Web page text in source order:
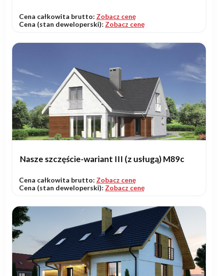
Cena całkowita brutto: Zobacz cenę
Cena (stan deweloperski): Zobacz cenę
Nasze szczęście-wariant III (z usługą) M89c
Cena całkowita brutto: Zobacz cenę
Cena (stan deweloperski): Zobacz cenę